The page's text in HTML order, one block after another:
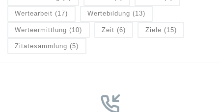
Wertearbeit (17) Wertebildung (13)
Werteermittlung (10) Zeit (6) Ziele (15)
Zitatesammlung (5)